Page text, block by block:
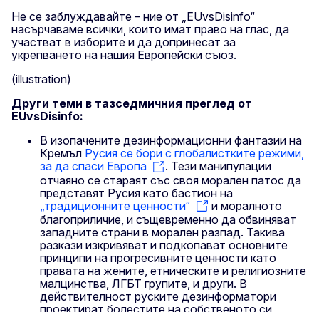
Не се заблуждавайте – ние от „EUvsDisinfo“
насърчаваме всички, които имат право на глас, да
участват в изборите и да допринесат за
укрепването на нашия Европейски съюз.
(illustration)
Други теми в тазседмичния преглед от
EUvsDisinfo:
В изопачените дезинформационни фантазии на
Кремъл Русия се бори с глобалистките режими,
за да спаси Европа
. Тези манипулации
отчаяно се стараят със своя морален патос да
представят Русия като бастион на
„традиционните ценности“
и моралното
благоприличие, и същевременно да обвиняват
западните страни в морален разпад. Такива
разкази изкривяват и подкопават основните
принципи на прогресивните ценности като
правата на жените, етническите и религиозните
малцинства, ЛГБТ групите, и други. В
действителност руските дезинформатори